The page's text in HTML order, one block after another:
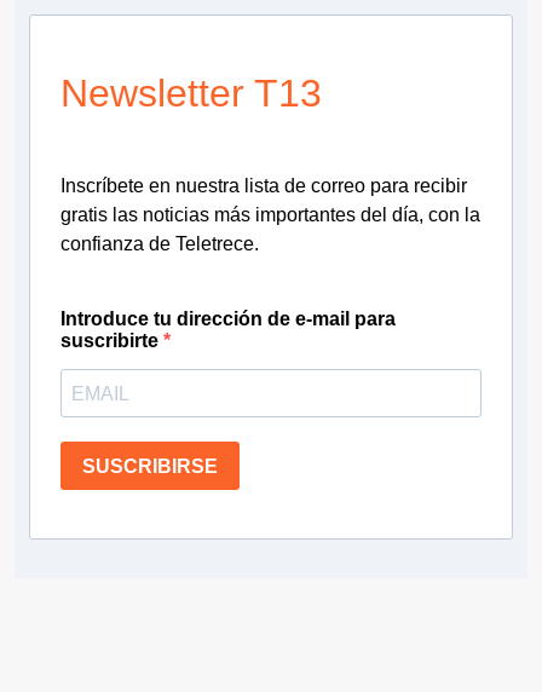
Newsletter T13
Inscríbete en nuestra lista de correo para recibir
gratis las noticias más importantes del día, con la
confianza de Teletrece.
Introduce tu dirección de e-mail para
suscribirte
SUSCRIBIRSE